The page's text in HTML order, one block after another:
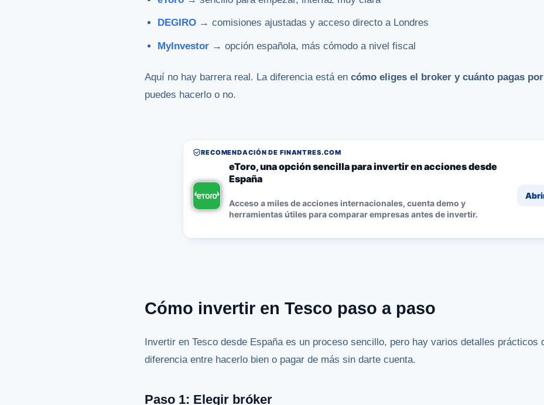
DEGIRO → comisiones ajustadas y acceso directo a Londres
MyInvestor → opción española, más cómodo a nivel fiscal
Aquí no hay barrera real. La diferencia está en cómo eliges el broker y cuánto pagas
puedes hacerlo o no.
RECOMENDACIÓN DE FINANTRES.COM
eToro, una opción sencilla para invertir en acciones desde
España
Acceso a miles de acciones internacionales, cuenta demo y
herramientas útiles para comparar empresas antes de invertir.
Cómo invertir en Tesco paso a paso
Invertir en Tesco desde España es un proceso sencillo, pero hay varios detalles prácticos
diferencia entre hacerlo bien o pagar de más sin darte cuenta.
Paso 1: Elegir bróker